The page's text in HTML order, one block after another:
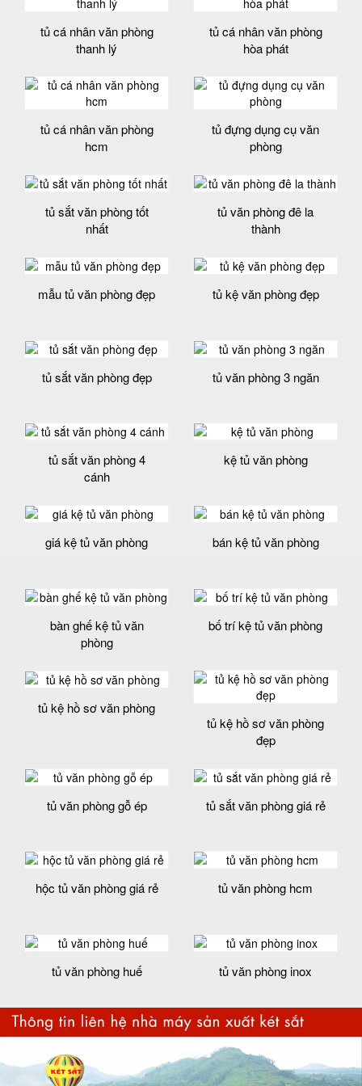
tủ cá nhân văn phòng
thanh lý
tủ cá nhân văn phòng
hòa phát
tủ cá nhân văn phòng
hcm
tủ đựng dụng cụ văn
phòng
tủ sắt văn phòng tốt
nhất
tủ văn phòng đê la
thành
mẫu tủ văn phòng đẹp tủ kệ văn phòng đẹp
tủ sắt văn phòng đẹp tủ văn phòng 3 ngăn
tủ sắt văn phòng 4
cánh
kệ tủ văn phòng
giá kệ tủ văn phòng bán kệ tủ văn phòng
bàn ghế kệ tủ văn
phòng
bố trí kệ tủ văn phòng
tủ kệ hồ sơ văn phòng
tủ kệ hồ sơ văn phòng
đẹp
tủ văn phòng gỗ ép tủ sắt văn phòng giá rẻ
hộc tủ văn phòng giá rẻ tủ văn phòng hcm
tủ văn phòng huế tủ văn phòng inox